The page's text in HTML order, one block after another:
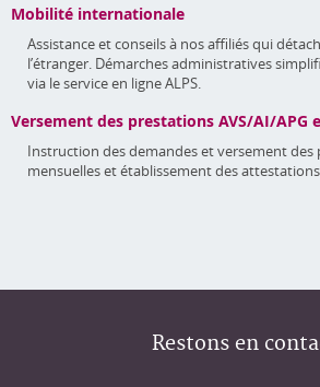
Mobilité internationale
Assistance et conseils à nos affiliés qui
l’étranger. Démarches administratives
via le service en ligne ALPS.
Versement des prestations AVS/AI/APG
Instruction des demandes et versement des
mensuelles et établissement des
Restons en